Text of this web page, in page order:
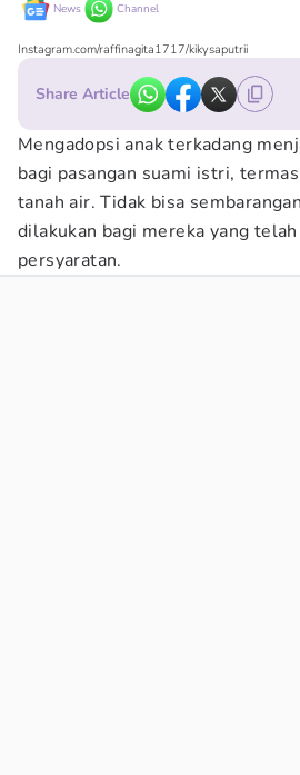
News Channel
Instagram.com/raffinagita1717/kikysaputrii
Share Article
Mengadopsi anak terkadang
bagi pasangan suami istri,
tanah air. Tidak bisa
dilakukan bagi mereka yang
persyaratan.